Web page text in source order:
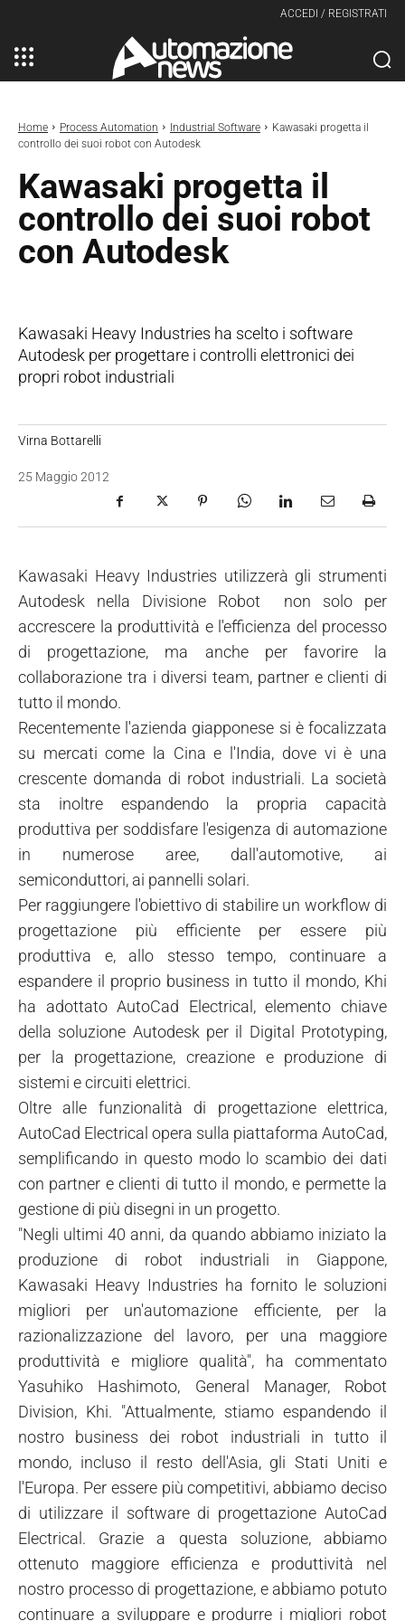
ACCEDI / REGISTRATI
Home Process Automation Industrial Software
Kawasaki progetta il
controllo dei suoi robot con Autodesk
Kawasaki progetta il
controllo dei suoi robot
con Autodesk
Kawasaki Heavy Industries ha scelto i software
Autodesk per progettare i controlli elettronici dei
propri robot industriali
Virna Bottarelli
25 Maggio 2012
Kawasaki Heavy Industries utilizzerà gli strumenti
Autodesk nella Divisione Robot non solo per
accrescere la produttività e l'efficienza del processo
di progettazione, ma anche per favorire la
collaborazione tra i diversi team, partner e clienti di
tutto il mondo.
Recentemente l'azienda giapponese si è focalizzata
su mercati come la Cina e l'India, dove vi è una
crescente domanda di robot industriali. La società
sta inoltre espandendo la propria capacità
produttiva per soddisfare l'esigenza di automazione
in numerose aree, dall'automotive, ai
semiconduttori, ai pannelli solari.
Per raggiungere l'obiettivo di stabilire un workflow di
progettazione più efficiente per essere più
produttiva e, allo stesso tempo, continuare a
espandere il proprio business in tutto il mondo, Khi
ha adottato AutoCad Electrical, elemento chiave
della soluzione Autodesk per il Digital Prototyping,
per la progettazione, creazione e produzione di
sistemi e circuiti elettrici.
Oltre alle funzionalità di progettazione elettrica,
AutoCad Electrical opera sulla piattaforma AutoCad,
semplificando in questo modo lo scambio dei dati
con partner e clienti di tutto il mondo, e permette la
gestione di più disegni in un progetto.
"Negli ultimi 40 anni, da quando abbiamo iniziato la
produzione di robot industriali in Giappone,
Kawasaki Heavy Industries ha fornito le soluzioni
migliori per un'automazione efficiente, per la
razionalizzazione del lavoro, per una maggiore
produttività e migliore qualità", ha commentato
Yasuhiko Hashimoto, General Manager, Robot
Division, Khi. "Attualmente, stiamo espandendo il
nostro business dei robot industriali in tutto il
mondo, incluso il resto dell'Asia, gli Stati Uniti e
l'Europa. Per essere più competitivi, abbiamo deciso
di utilizzare il software di progettazione AutoCad
Electrical. Grazie a questa soluzione, abbiamo
ottenuto maggiore efficienza e produttività nel
nostro processo di progettazione, e abbiamo potuto
continuare a sviluppare e produrre i migliori robot